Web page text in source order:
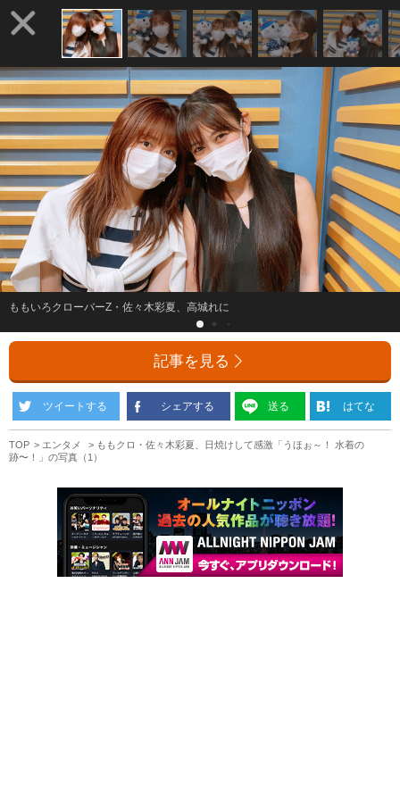
ももいろクローバーZ・佐々木彩夏、高城れに
記事を見る
ツイートする シェアする 送る はてな
TOP エンタメ
ももクロ・佐々木彩夏、日焼けして感激「うほぉ～！ 水着の
跡〜！」の写真（1）